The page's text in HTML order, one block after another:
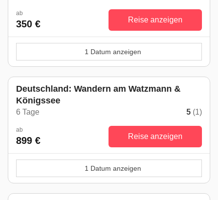
ab
350 € Reise anzeigen
1 Datum anzeigen
Deutschland: Wandern am Watzmann &
Königssee
6 Tage 5 (1)
ab
899 € Reise anzeigen
1 Datum anzeigen